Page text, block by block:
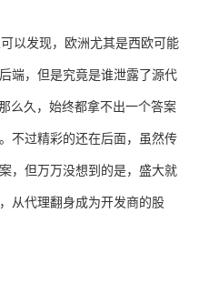
以发现，欧洲尤其是西欧可能
端，但是究竟是谁泄露了源代
么久，始终都拿不出一个答案
不过精彩的还在后面，虽然传
，但万万没想到的是，盛大就
从代理翻身成为开发商的股